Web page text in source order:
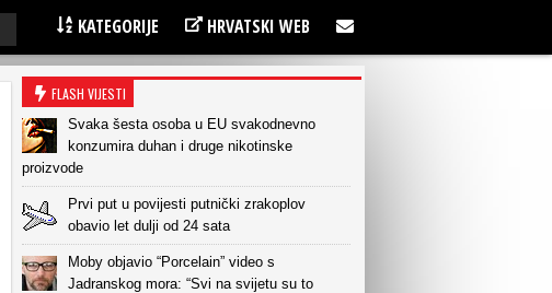
KATEGORIJE HRVATSKI WEB
FLASH VIJESTI
Svaka šesta osoba u EU svakodnevno
konzumira duhan i druge nikotinske
proizvode
Prvi put u povijesti putnički zrakoplov
obavio let dulji od 24 sata
Moby objavio “Porcelain” video s
Jadranskog mora: “Svi na svijetu su to